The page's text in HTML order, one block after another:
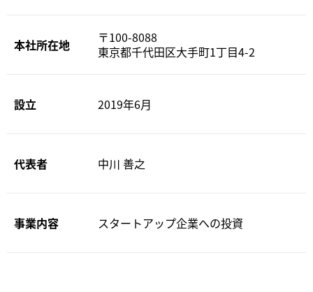
本社所在地
〒100-8088
東京都千代田区大手町1丁目4-2
設立 2019年6月
代表者 中川 善之
事業内容 スタートアップ企業への投資